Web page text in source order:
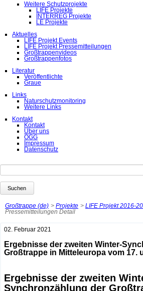
Weitere Schutzprojekte
LIFE Projekte
INTERREG Projekte
LE Projekte
Aktuelles
LIFE Projekt Events
LIFE Projekt Pressemitteilungen
Großtrappenvideos
Großtrappenfotos
Literatur
Veröffentlichte
Graue
Links
Naturschutzmonitoring
Weitere Links
Kontakt
Kontakt
Über uns
ÖGG
Impressum
Datenschutz
Suchbegriffe
Suchen
Großtrappe (de) Projekte LIFE Projekt 2016-
Pressemitteilungen Detail
02. Februar 2021
Ergebnisse der zweiten Winter-
Großtrappe in Mitteleuropa vom 17.
Ergebnisse der zweiten
Synchronzählung der